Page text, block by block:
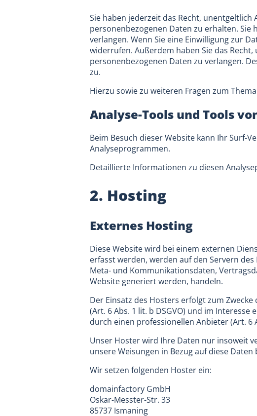
Sie haben jederzeit das Recht,
personenbezogenen Daten zu erhalten. Sie
verlangen. Wenn Sie eine Einwilligung zur
widerrufen. Außerdem haben Sie das
personenbezogenen Daten zu verlangen.
zu.
Hierzu sowie zu weiteren Fragen zum
Analyse-Tools und Tools
Beim Besuch dieser Website kann Ihr Surf-
Analyseprogrammen.
Detaillierte Informationen zu diesen
2. Hosting
Externes Hosting
Diese Website wird bei einem externen
erfasst werden, werden auf den Servern
Meta- und Kommunikationsdaten,
Website generiert werden, handeln.
Der Einsatz des Hosters erfolgt zum
(Art. 6 Abs. 1 lit. b DSGVO) und im
durch einen professionellen Anbieter (Art. 6
Unser Hoster wird Ihre Daten nur insoweit
unsere Weisungen in Bezug auf diese Daten
Wir setzen folgenden Hoster ein:
domainfactory GmbH
Oskar-Messter-Str. 33
85737 Ismaning